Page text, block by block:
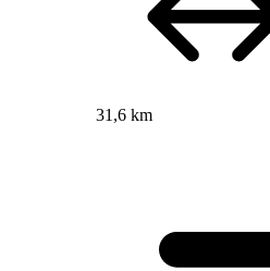
31,6 km